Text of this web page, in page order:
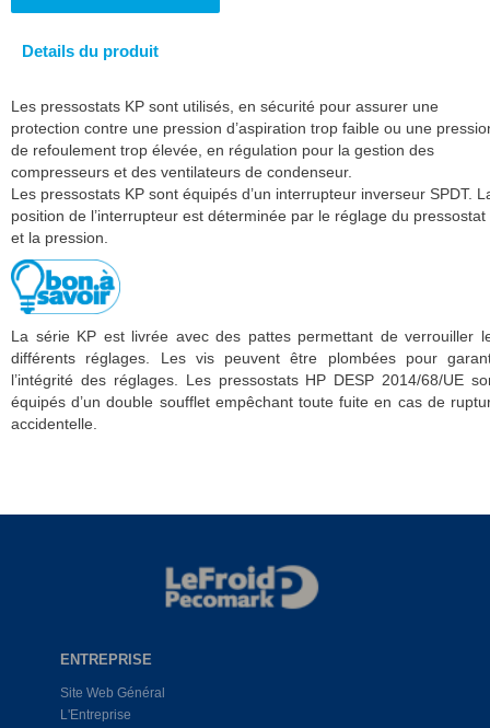
Details du produit
Les pressostats KP sont utilisés, en sécurité pour assurer une
protection contre une pression d’aspiration trop faible ou une
de refoulement trop élevée, en régulation pour la gestion des
compresseurs et des ventilateurs de condenseur.
Les pressostats KP sont équipés d’un interrupteur inverseur SPDT.
position de l’interrupteur est déterminée par le réglage du pressostat
et la pression.
La série KP est livrée avec des pattes permettant de verrouiller
différents réglages. Les vis peuvent être plombées pour
l’intégrité des réglages. Les pressostats HP DESP 2014/68/UE
équipés d’un double soufflet empêchant toute fuite en cas de
accidentelle.
ENTREPRISE
Site Web Général
L'Entreprise